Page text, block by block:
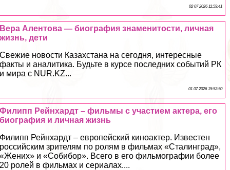
02 07 2026 11:59:41
Вера Алентова — биография знаменитости, личная
жизнь, дети
Свежие новости Казахстана на сегодня, интересные
факты и аналитика. Будьте в курсе последних событий РК
и мира с NUR.KZ...
01 07 2026 15:53:50
Филипп Рейнхардт – фильмы с участием актера, его
биография и личная жизнь
Филипп Рейнхардт – европейский киноактер. Известен
российским зрителям по ролям в фильмах «Сталинград»,
«Жених» и «Собибор». Всего в его фильмографии более
20 ролей в фильмах и сериалах....